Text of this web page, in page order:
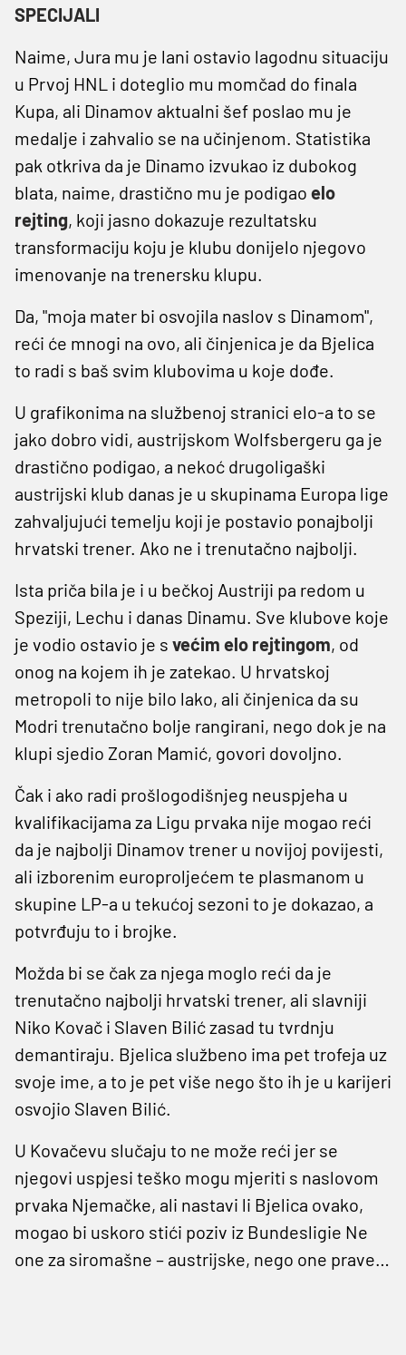
SPECIJALI
Naime, Jura mu je lani ostavio lagodnu situaciju
u Prvoj HNL i doteglio mu momčad do finala
Kupa, ali Dinamov aktualni šef poslao mu je
medalje i zahvalio se na učinjenom. Statistika
pak otkriva da je Dinamo izvukao iz dubokog
blata, naime, drastično mu je podigao elo
rejting, koji jasno dokazuje rezultatsku
transformaciju koju je klubu donijelo njegovo
imenovanje na trenersku klupu.
Da, "moja mater bi osvojila naslov s Dinamom",
reći će mnogi na ovo, ali činjenica je da Bjelica
to radi s baš svim klubovima u koje dođe.
U grafikonima na službenoj stranici elo-a to se
jako dobro vidi, austrijskom Wolfsbergeru ga je
drastično podigao, a nekoć drugoligaški
austrijski klub danas je u skupinama Europa lige
zahvaljujući temelju koji je postavio ponajbolji
hrvatski trener. Ako ne i trenutačno najbolji.
Ista priča bila je i u bečkoj Austriji pa redom u
Speziji, Lechu i danas Dinamu. Sve klubove koje
je vodio ostavio je s većim elo rejtingom, od
onog na kojem ih je zatekao. U hrvatskoj
metropoli to nije bilo lako, ali činjenica da su
Modri trenutačno bolje rangirani, nego dok je na
klupi sjedio Zoran Mamić, govori dovoljno.
Čak i ako radi prošlogodišnjeg neuspjeha u
kvalifikacijama za Ligu prvaka nije mogao reći
da je najbolji Dinamov trener u novijoj povijesti,
ali izborenim europroljećem te plasmanom u
skupine LP-a u tekućoj sezoni to je dokazao, a
potvrđuju to i brojke.
Možda bi se čak za njega moglo reći da je
trenutačno najbolji hrvatski trener, ali slavniji
Niko Kovač i Slaven Bilić zasad tu tvrdnju
demantiraju. Bjelica službeno ima pet trofeja uz
svoje ime, a to je pet više nego što ih je u karijeri
osvojio Slaven Bilić.
U Kovačevu slučaju to ne može reći jer se
njegovi uspjesi teško mogu mjeriti s naslovom
prvaka Njemačke, ali nastavi li Bjelica ovako,
mogao bi uskoro stići poziv iz Bundesligie Ne
one za siromašne – austrijske, nego one prave…